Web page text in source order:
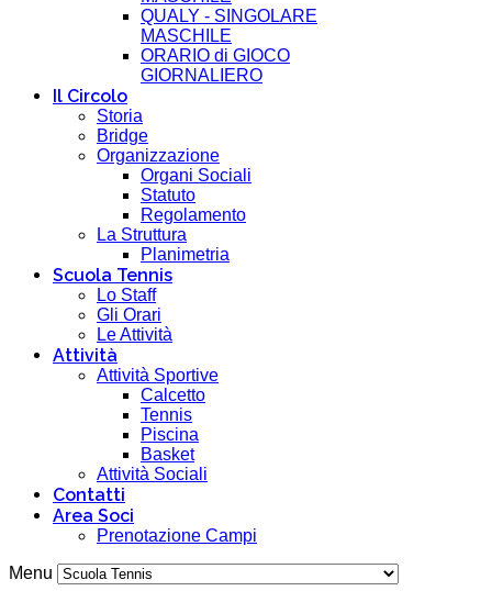
QUALY - SINGOLARE
MASCHILE
ORARIO di GIOCO
GIORNALIERO
Il Circolo
Storia
Bridge
Organizzazione
Organi Sociali
Statuto
Regolamento
La Struttura
Planimetria
Scuola Tennis
Lo Staff
Gli Orari
Le Attività
Attività
Attività Sportive
Calcetto
Tennis
Piscina
Basket
Attività Sociali
Contatti
Area Soci
Prenotazione Campi
Menu